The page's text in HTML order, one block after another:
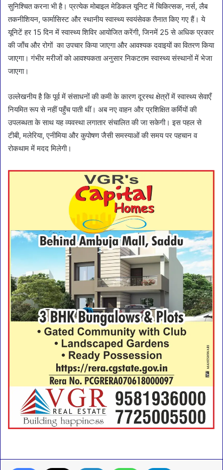
सुनिश्चित करना भी है। प्रत्येक मोबाइल मेडिकल यूनिट में चिकित्सक, नर्स, लैब
तकनीशियन, फार्मासिस्ट और स्थानीय स्वास्थ्य स्वयंसेवक तैनात किए गए हैं। ये
यूनिटें हर 15 दिन में स्वास्थ्य शिविर आयोजित करेंगी, जिनमें 25 से अधिक प्रकार
की जाँच और रोगों का उपचार किया जाएगा और आवश्यक दवाइयों का वितरण किया
जाएगा। गंभीर मरीजों को आवश्यकता अनुसार निकटतम स्वास्थ्य संस्थानों में भेजा
जाएगा।
उल्लेखनीय है कि पूर्व में संसाधनों की कमी के कारण दूरस्थ क्षेत्रों में स्वास्थ्य सेवाएँ
नियमित रूप से नहीं पहुँच पाती थीं। अब नए वाहन और प्रशिक्षित कर्मियों की
उपलब्धता के साथ यह व्यवस्था लगातार संचालित की जा सकेगी। इस पहल से
टीबी, मलेरिया, एनीमिया और कुपोषण जैसी समस्याओं की समय पर पहचान व
रोकथाम में मदद मिलेगी।